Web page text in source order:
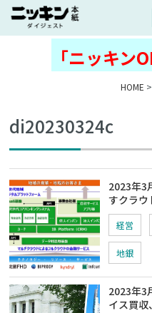
「ニッキン
HOME >
di20230324c
2023年
すクラウ
経営
地銀
2023年3
イス買